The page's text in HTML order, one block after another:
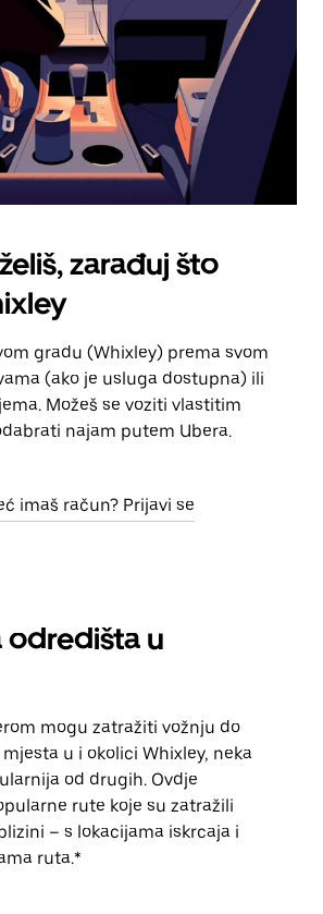
zarađuj što
gradu (Whixley) prema svom
(ako je usluga dostupna) ili
Možeš se voziti vlastitim
najam putem Ubera.
imaš račun? Prijavi se
odredišta u
mogu zatražiti vožnju do
u i okolici Whixley, neka
od drugih. Ovdje
rute koje su zatražili
– s lokacijama iskrcaja i
ruta.*